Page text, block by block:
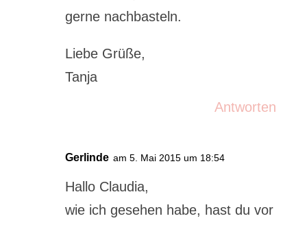
gerne nachbasteln.
Liebe Grüße,
Tanja
Antworten
Gerlinde am 5. Mai 2015 um 18:54
Hallo Claudia,
wie ich gesehen habe, hast du vor